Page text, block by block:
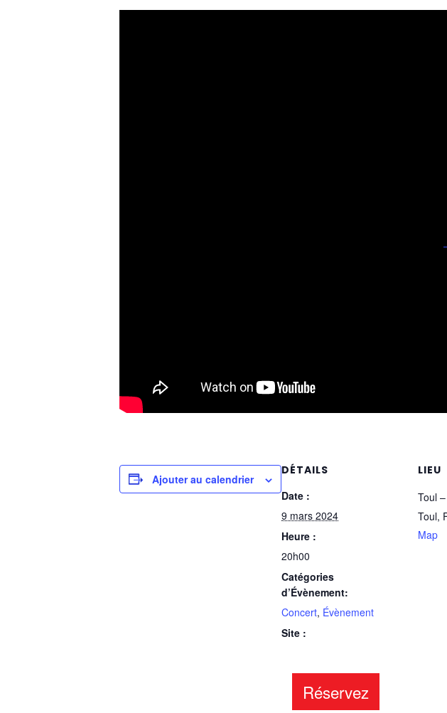
Ajouter au calendrier
DÉTAILS
Date :
9 mars 2024
Heure :
20h00
Catégories
d’Évènement:
Concert, Évènement
Site :
LIEU
Toul –
Toul,
Map